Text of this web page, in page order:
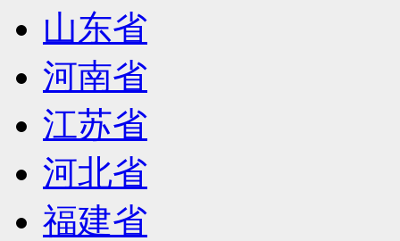
山东省
河南省
江苏省
河北省
福建省